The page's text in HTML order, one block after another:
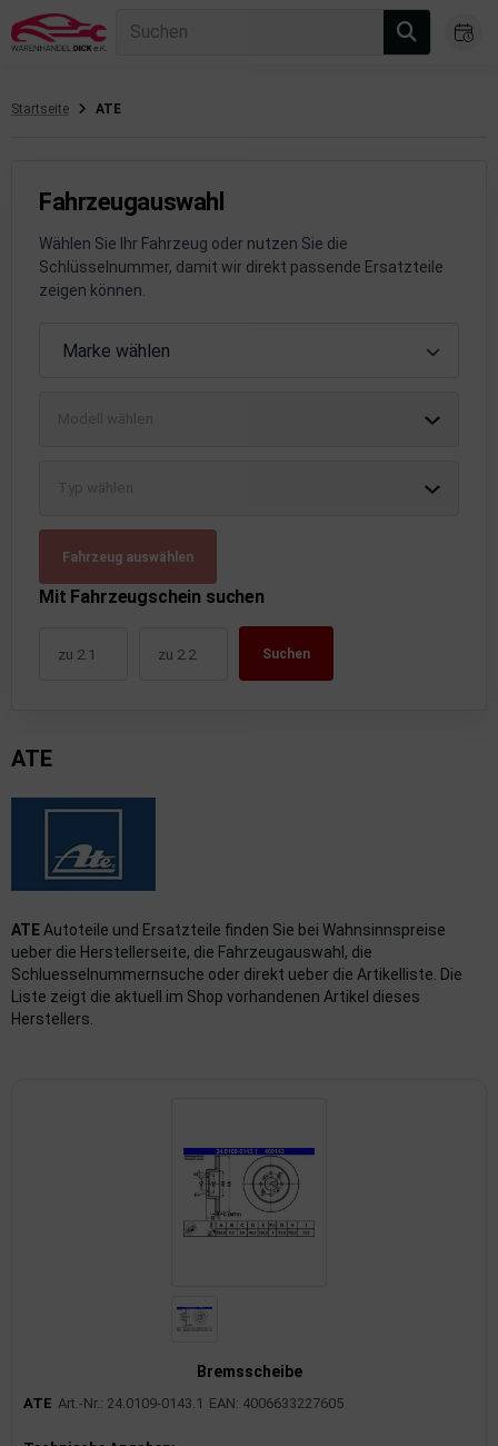
Suchen
Startseite ATE
Fahrzeugauswahl
Wählen Sie Ihr Fahrzeug oder nutzen Sie die
Schlüsselnummer, damit wir direkt passende Ersatzteile
zeigen können.
Marke wählen
Fahrzeug auswählen
Mit Fahrzeugschein suchen
Suchen
ATE
ATE Autoteile und Ersatzteile finden Sie bei Wahnsinnspreise
ueber die Herstellerseite, die Fahrzeugauswahl, die
Schluesselnummernsuche oder direkt ueber die Artikelliste. Die
Liste zeigt die aktuell im Shop vorhandenen Artikel dieses
Herstellers.
Bremsscheibe
ATE Art.-Nr.: 24.0109-0143.1 EAN: 4006633227605
Anbauteile
Dämpfung
Lüftung
Kommunikationssysteme